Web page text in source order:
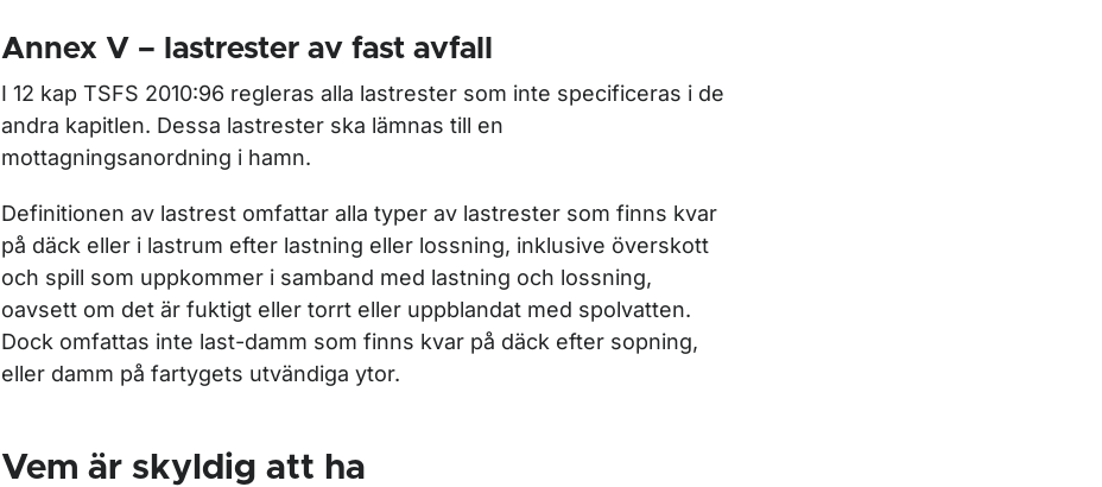
Annex V – lastrester av fast avfall
I 12 kap TSFS 2010:96 regleras alla lastrester som inte specificeras i de
andra kapitlen. Dessa lastrester ska lämnas till en
mottagningsanordning i hamn.
Definitionen av lastrest omfattar alla typer av lastrester som finns kvar
på däck eller i lastrum efter lastning eller lossning, inklusive överskott
och spill som uppkommer i samband med lastning och lossning,
oavsett om det är fuktigt eller torrt eller uppblandat med spolvatten.
Dock omfattas inte last-damm som finns kvar på däck efter sopning,
eller damm på fartygets utvändiga ytor.
Vem är skyldig att ha